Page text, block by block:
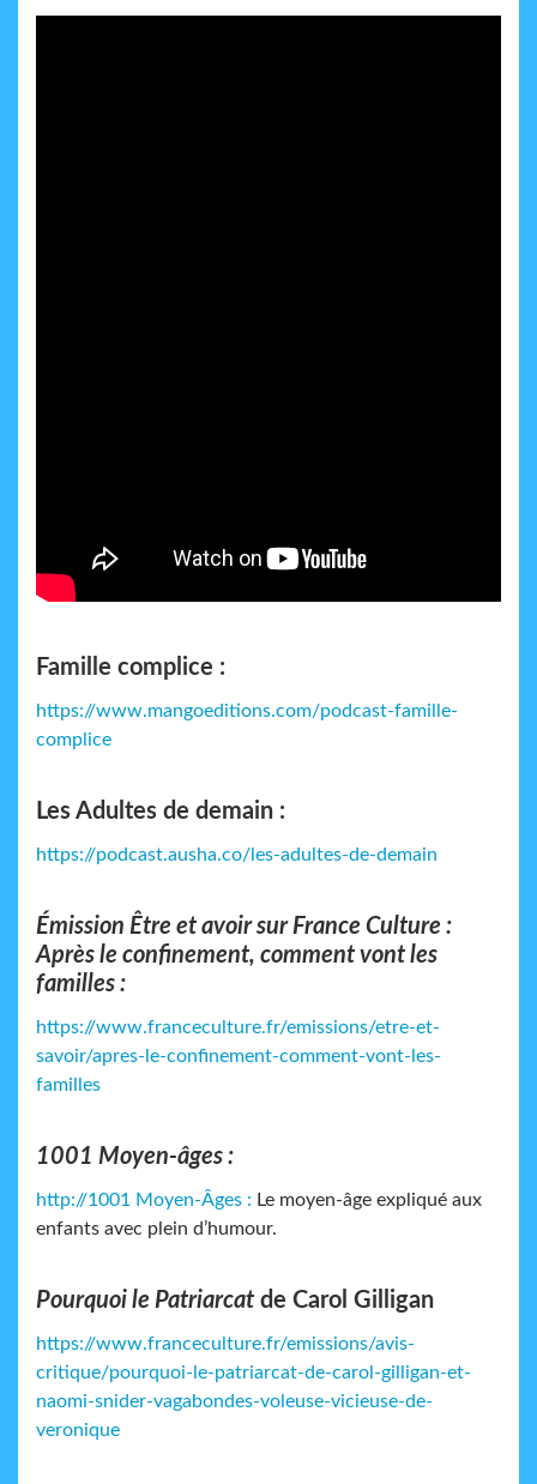
Famille complice :
https://www.mangoeditions.com/podcast-famille-
complice
Les Adultes de demain :
https://podcast.ausha.co/les-adultes-de-demain
Émission Être et avoir sur France Culture :
Après le confinement, comment vont les
familles :
https://www.franceculture.fr/emissions/etre-et-
savoir/apres-le-confinement-comment-vont-les-
familles
1001 Moyen-âges :
http://1001 Moyen-Âges : Le moyen-âge expliqué aux
enfants avec plein d’humour.
Pourquoi le Patriarcat de Carol Gilligan
https://www.franceculture.fr/emissions/avis-
critique/pourquoi-le-patriarcat-de-carol-gilligan-et-
naomi-snider-vagabondes-voleuse-vicieuse-de-
veronique